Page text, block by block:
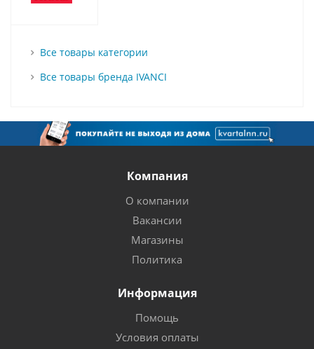
Все товары категории
Все товары бренда IVANCI
Компания
О компании
Вакансии
Магазины
Политика
Информация
Помощь
Условия оплаты